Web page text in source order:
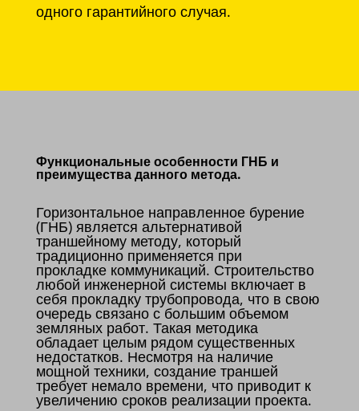
одного гарантийного случая.
Функциональные особенности ГНБ и
преимущества данного метода.
Горизонтальное направленное бурение
(ГНБ) является альтернативой
траншейному методу, который
традиционно применяется при
прокладке коммуникаций. Строительство
любой инженерной системы включает в
себя прокладку трубопровода, что в свою
очередь связано с большим объемом
земляных работ. Такая методика
обладает целым рядом существенных
недостатков. Несмотря на наличие
мощной техники, создание траншей
требует немало времени, что приводит к
увеличению сроков реализации проекта.